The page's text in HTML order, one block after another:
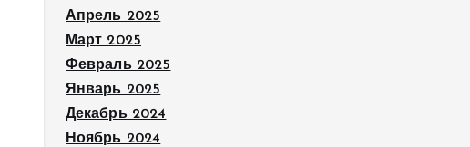
Апрель 2025
Март 2025
Февраль 2025
Январь 2025
Декабрь 2024
Ноябрь 2024